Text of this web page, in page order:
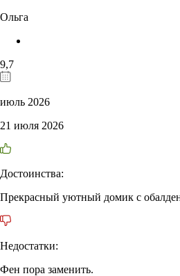
Ольга
9,7
июль 2026
21 июля 2026
Достоинства:
Прекрасный уютный домик с
Недостатки:
Фен пора заменить.